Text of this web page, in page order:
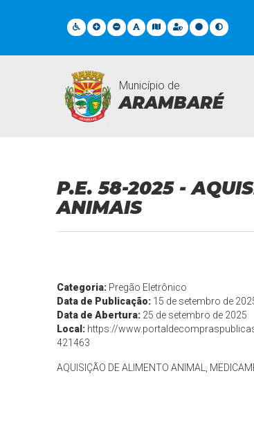
Município de
ARAMBARÉ
Licitações
P.E. 58-2025 -
ANIMAIS
Categoria: Pregão Eletrônico
Data de Publicação: 15 de setembro de
Data de Abertura: 25 de setembro de 2025
Local: https://
421463
AQUISIÇÃO DE ALIMENTO ANIMAL,